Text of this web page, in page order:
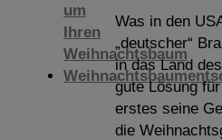
um
Ihren
Weihnachtsbaum
Was in den
„deutscher“
in das Land
gute Lösung
erstes seine
die